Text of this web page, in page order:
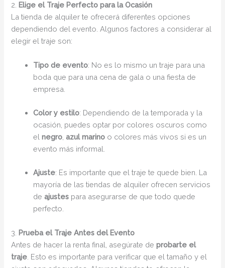
2. Elige el Traje Perfecto para la Ocasión
La tienda de alquiler te ofrecerá diferentes opciones
dependiendo del evento. Algunos factores a considerar al
elegir el traje son:
Tipo de evento: No es lo mismo un traje para una
boda que para una cena de gala o una fiesta de
empresa.
Color y estilo: Dependiendo de la temporada y la
ocasión, puedes optar por colores oscuros como
elnegro ,azul marino o colores más vivos si es un
evento más informal.
Ajuste: Es importante que el traje te quede bien. La
mayoría de las tiendas de alquiler ofrecen servicios
deajustes para asegurarse de que todo quede
perfecto.
3. Prueba el Traje Antes del Evento
Antes de hacer la renta final, asegúrate deprobarte el
traje . Esto es importante para verificar que el tamaño y el